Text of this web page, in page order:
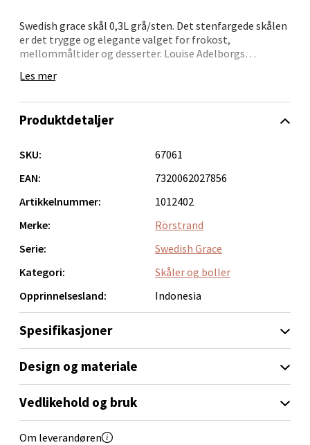
Swedish grace skål 0,3L grå/sten. Det stenfargede skålen
er det trygge og elegante valget for frokost,
mellommåltider og desserter. Louise Adelborgs
mønsteret er inspirert av grasiøst vaiende hveteaks og
oppvaskmaskin.
Les mer
Produktdetaljer
SKU:
67061
EAN:
7320062027856
Artikkelnummer:
1012402
Merke:
Rörstrand
Serie:
Swedish Grace
Kategori:
Skåler og boller
Opprinnelsesland:
Indonesia
Spesifikasjoner
Design og materiale
Vedlikehold og bruk
Om leverandøren
Bergen - Thon Senter Lagunen
Åpent i dag 10-21
Kristiansand - Markens
Åpent i dag 09-18